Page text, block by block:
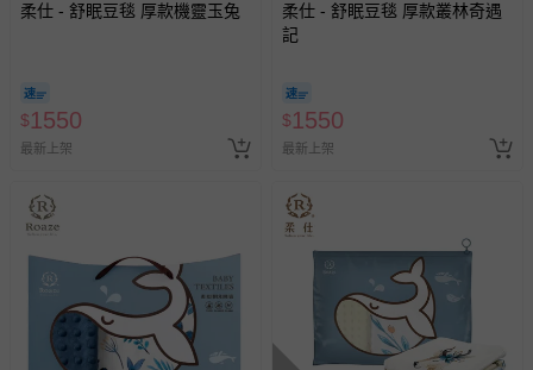
柔仕 - 舒眠豆毯 厚款機靈玉兔
$1550
最新上架
柔仕 - 舒眠豆毯 厚款叢林奇遇
記
$1550
最新上架